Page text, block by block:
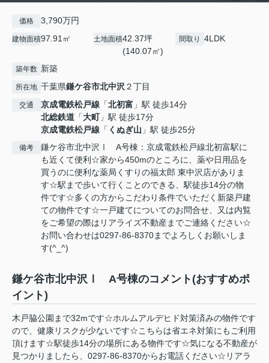
価格 3,790万円
建物面積97.91㎡ 土地面積42.37坪
(140.07㎡)
間取り 4LDK
築年数 新築
所在地 千葉県鎌ケ谷市北中沢２丁目
交通 京成電鉄松戸線 「北初富 」駅 徒歩14分
北総鉄道 「大町」駅 徒歩17分
京成電鉄松戸線 「 くぬぎ山 」駅 徒歩25分
備考
鎌ケ谷市北中沢Ⅰ A号棟：京成電鉄松戸線北初富駅に
も近くて便利☆家から450mのところに、薬や日用品を
買うのに便利な薬局くすりの福太郎 東中沢店がありま
す☆駅まで歩いて行くことのできる、駅徒歩14分の物
件です☆多くの方からこだわり条件でいただく新築戸建
ての物件です☆一戸建てについてのお問合せ、又は内覧
をご希望の際はリアライズ不動産までご連絡ください☆
お問い合わせは0297-86-8370までよろしくお願いしま
す(^_^)
鎌ケ谷市北中沢Ⅰ A号棟のコメント(おすすめポ
イント)
木戸脇公園まで32mです☆ホルムアルデヒド対策済みの物件です
ので、健康リスクが少ないです☆こちらは省エネ対策にもご利用
頂けます☆駅徒歩14分の場所にある物件です☆気になる不動産が
見つかりましたら、0297-86-8370からお電話ください☆リアラ